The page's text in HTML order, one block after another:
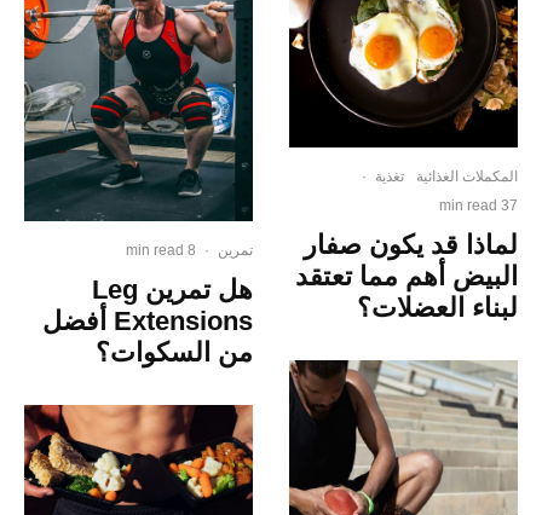
المكملات الغذائية تغذية
·
37 min read
لماذا قد يكون صفار
البيض أهم مما تعتقد
لبناء العضلات؟
تمرين ·
8 min read
هل تمرين Leg
Extensions أفضل
من السكوات؟